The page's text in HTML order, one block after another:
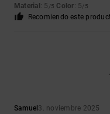
Material : 5 /5 Color: 5/5
Recomiendo este
Samuel 3. noviembre 2025